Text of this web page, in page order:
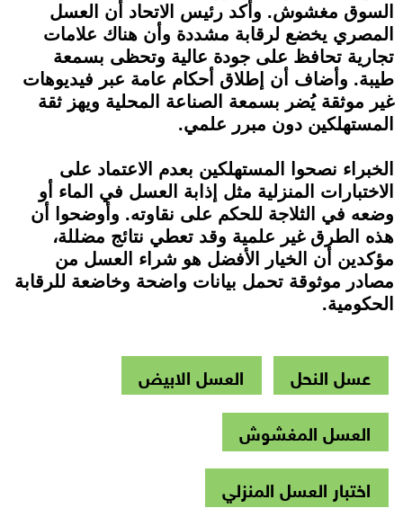
السوق مغشوش. وأكد رئيس الاتحاد أن العسل
المصري يخضع لرقابة مشددة وأن هناك علامات
تجارية تحافظ على جودة عالية وتحظى بسمعة
طيبة. وأضاف أن إطلاق أحكام عامة عبر فيديوهات
غير موثقة يُضر بسمعة الصناعة المحلية ويهز ثقة
المستهلكين دون مبرر علمي.
الخبراء نصحوا المستهلكين بعدم الاعتماد على
الاختبارات المنزلية مثل إذابة العسل في الماء أو
وضعه في الثلاجة للحكم على نقاوته. وأوضحوا أن
هذه الطرق غير علمية وقد تعطي نتائج مضللة،
مؤكدين أن الخيار الأفضل هو شراء العسل من
مصادر موثوقة تحمل بيانات واضحة وخاضعة للرقابة
الحكومية.
عسل النحل
العسل الابيض
العسل المغشوش
اختبار العسل المنزلي